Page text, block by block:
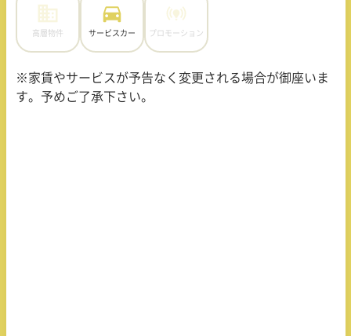
高層物件 サービスカー プロモーション
※家賃やサービスが予告なく変更される場合が御座いま
す。予めご了承下さい。